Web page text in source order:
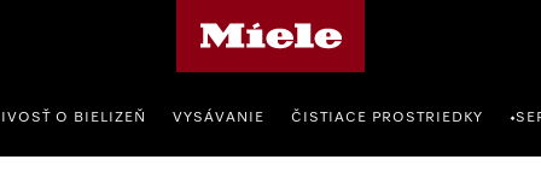
O BIELIZEŇ VYSÁVANIE ČISTIACE PROSTRIEDKY •